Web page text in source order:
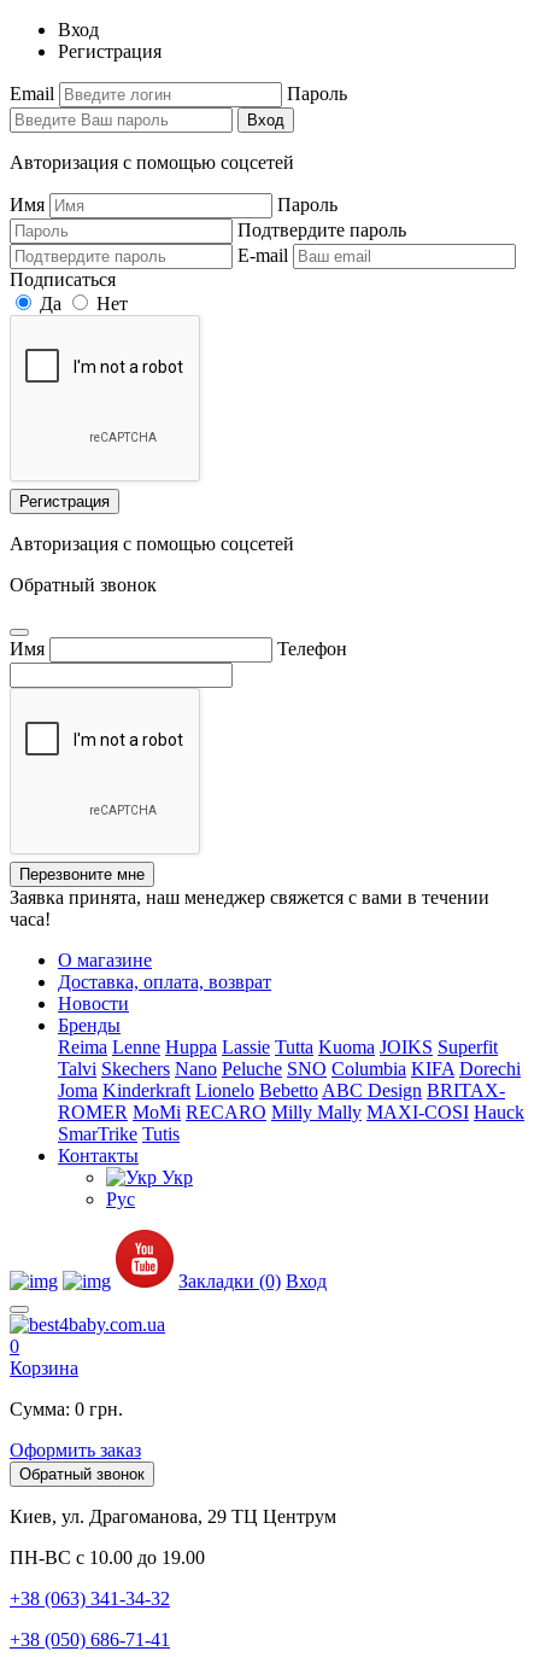
Вход
Регистрация
Email Пароль
Вход
Авторизация с помощью соцсетей
Имя
Пароль
Подтвердите пароль
E-mail
Подписаться
Да
Нет
Регистрация
Авторизация с помощью соцсетей
Обратный звонок
Имя Телефон
Перезвоните мне
Заявка принята, наш менеджер свяжется с вами в течении
часа!
О магазине
Доставка, оплата, возврат
Новости
Бренды
Reima Lenne Huppa Lassie Tutta Kuoma JOIKS Superfit
Talvi Skechers Nano Peluche SNO Columbia KIFA Dorechi
Joma Kinderkraft Lionelo Bebetto ABC Design BRITAX-
ROMER MoMi RECARO Milly Mally MAXI-COSI Hauck
SmarTrike Tutis
Контакты
Укр
Рус
Закладки (0) Вход
0
Корзина
Сумма: 0 грн.
Оформить заказ
Обратный звонок
Киев, ул. Драгоманова, 29 ТЦ Центрум
ПН-ВС с 10.00 до 19.00
+38 (063) 341-34-32
+38 (050) 686-71-41